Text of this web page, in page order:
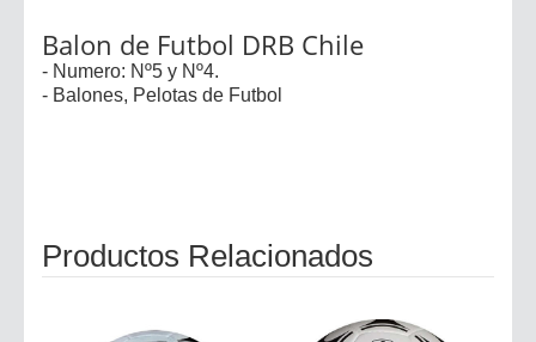
Balon de Futbol DRB Chile
- Numero: Nº5 y Nº4.
- Balones, Pelotas de Futbol
Productos Relacionados